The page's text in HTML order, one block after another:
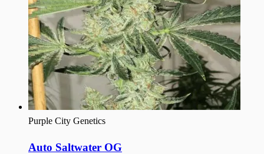
Purple City Genetics
Auto Saltwater OG